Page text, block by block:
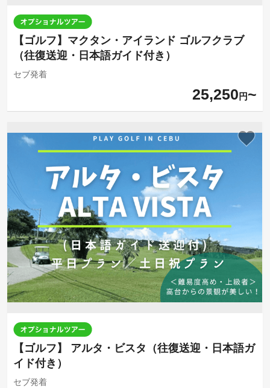
【ゴルフ】マクタン・アイランド ゴルフクラブ
（往復送迎・日本語ガイド付き）
セブ発着
25,250 円
【ゴルフ】 アルタ・ビスタ（往復送迎・日本語ガ
イド付き）
セブ発着